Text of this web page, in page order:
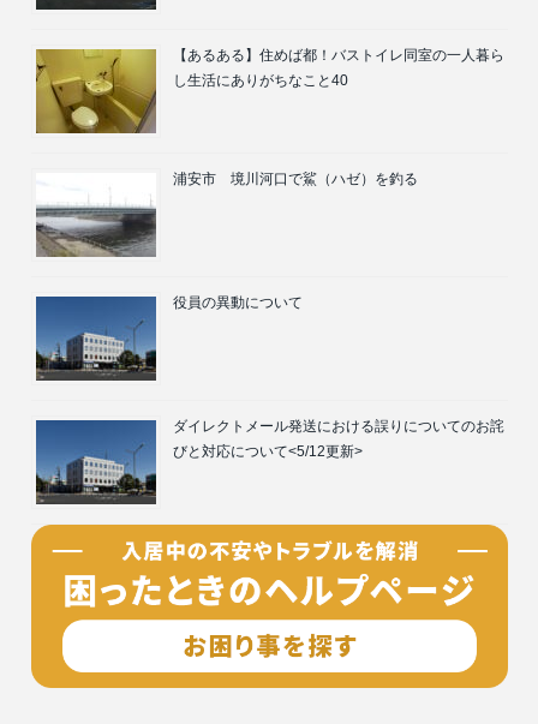
【あるある】住めば都！バストイレ同室の一人暮ら
し生活にありがちなこと40
浦安市 境川河口で鯊（ハゼ）を釣る
役員の異動について
ダイレクトメール発送における誤りについてのお詫
びと対応について<5/12更新>